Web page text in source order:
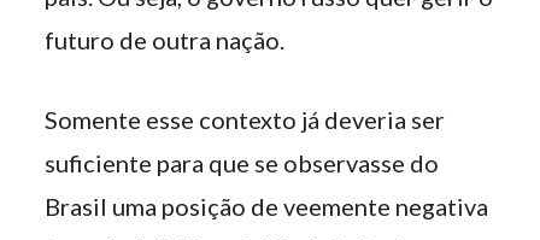
futuro de outra nação.
Somente esse contexto já deveria ser
suficiente para que se observasse do
Brasil uma posição de veemente negativa